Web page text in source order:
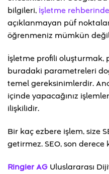
bilgileri, İşletme rehberinde
açıklanmayan püf
öğrenmeniz mümkün
İşletme profili oluşturmak,
buradaki parametreleri
temel gereksinimlerdir.
içinde yapacağınız
ilişkilidir.
Bir kaç ezbere işlem, size
getirmez. SEO, son derece
Ringier AG Uluslararası